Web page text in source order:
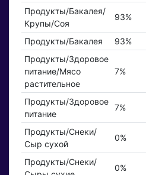
Продукты/Бакалея/
Крупы/Соя
93%
Продукты/Бакалея 93%
Продукты/Здоровое
питание/Мясо
растительное
7%
Продукты/Здоровое
питание
7%
Продукты/Снеки/
Сыр сухой
0%
Продукты/Снеки/
0%